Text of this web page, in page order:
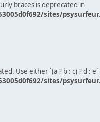
braces is deprecated in
sites/
Use either `(a ? b : c) ? d : e`
sites/